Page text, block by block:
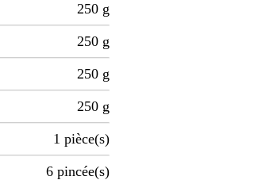
250 g
250 g
250 g
250 g
1 pièce(s)
6 pincée(s)